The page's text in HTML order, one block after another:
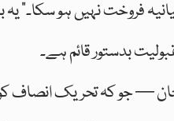
فروخت نہیں ہو سکا۔”
بدستور قائم ہے۔
— جو کہ تحریک انصاف کو